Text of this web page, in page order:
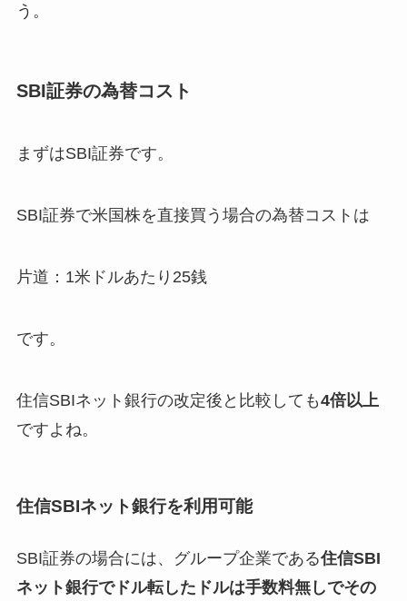
う。
SBI証券の為替コスト
まずはSBI証券です。
SBI証券で米国株を直接買う場合の為替コストは
片道：1米ドルあたり25銭
です。
住信SBIネット銀行の改定後と比較しても4倍以上
ですよね。
住信SBIネット銀行を利用可能
SBI証券の場合には、グループ企業である住信SBI
ネット銀行でドル転したドルは手数料無しでその